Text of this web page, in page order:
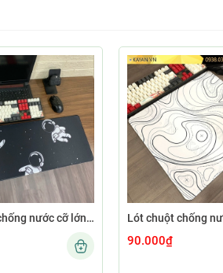
Lót chuột chống nước cỡ lớn 80x30cm dày 3mm ASTRO-01-80X30
90.000₫